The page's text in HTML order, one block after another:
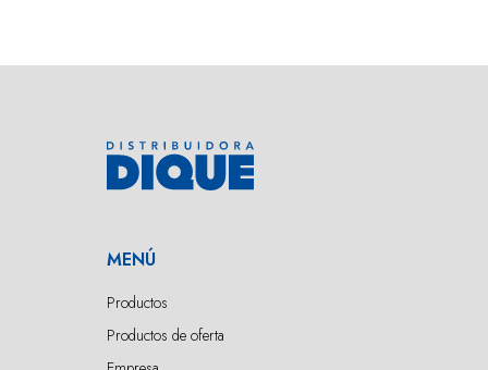
MENÚ
Productos
Productos de oferta